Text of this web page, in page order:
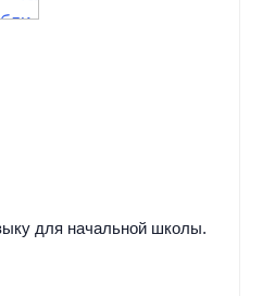
для начальной школы.